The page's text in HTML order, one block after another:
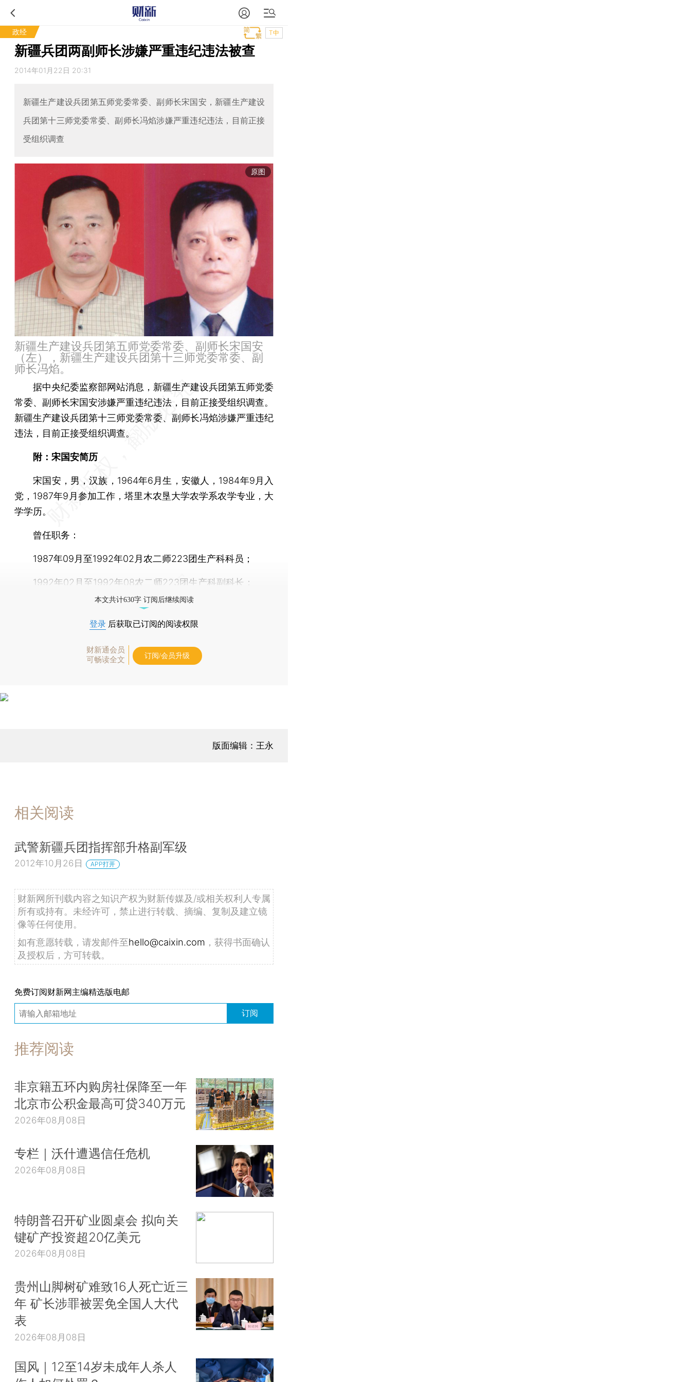
政经 T中
新疆兵团两副师长涉嫌严重违纪违法被查
2014年01月22日 20:31
新疆生产建设兵团第五师党委常委、副师长宋国安，新疆生产建设
兵团第十三师党委常委、副师长冯焰涉嫌严重违纪违法，目前正接
受组织调查
原图
新疆生产建设兵团第五师党委常委、副师长宋国安
（左），新疆生产建设兵团第十三师党委常委、副
师长冯焰。
据中央纪委监察部网站消息，新疆生产建设兵团第五师党委
常委、副师长宋国安涉嫌严重违纪违法，目前正接受组织调查。
新疆生产建设兵团第十三师党委常委、副师长冯焰涉嫌严重违纪
违法，目前正接受组织调查。
附：宋国安简历
宋国安，男，汉族，1964年6月生，安徽人，1984年9月入
党，1987年9月参加工作，塔里木农垦大学农学系农学专业，大
学学历。
曾任职务：
1987年09月至1992年02月农二师223团生产科科员；
1992年02月至1992年08农二师223团生产科副科长；
本文共计630字 订阅后继续阅读
登录 后获取已订阅的阅读权限
财新通会员
可畅读全文
订阅/会员升级
版面编辑：王永
相关阅读
武警新疆兵团指挥部升格副军级
2012年10月26日 APP打开
财新网所刊载内容之知识产权为财新传媒及/或相关权利人专属
所有或持有。未经许可，禁止进行转载、摘编、复制及建立镜
像等任何使用。
如有意愿转载，请发邮件至hello@caixin.com ，获得书面确认
及授权后，方可转载。
免费订阅财新网主编精选版电邮
订阅
推荐阅读
非京籍五环内购房社保降至一年
北京市公积金最高可贷340万元
2026年08月08日
专栏｜沃什遭遇信任危机
2026年08月08日
特朗普召开矿业圆桌会 拟向关
键矿产投资超20亿美元
2026年08月08日
贵州山脚树矿难致16人死亡近三
年 矿长涉罪被罢免全国人大代
表
2026年08月08日
国风｜12至14岁未成年人杀人